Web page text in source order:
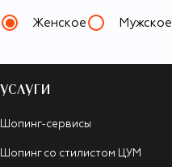
Женское Мужское
УСЛУГИ
Шопинг-сервисы
Шопинг со стилистом ЦУМ